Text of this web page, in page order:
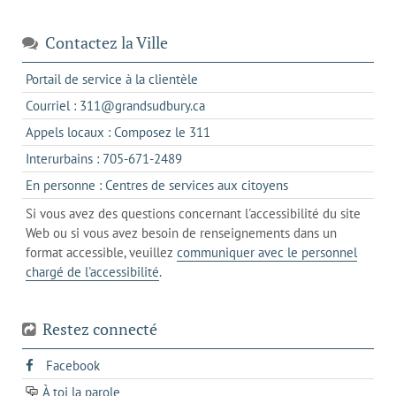
Contactez la Ville
Portail de service à la clientèle
dans
un
nouvel
Courriel : 311@grandsudbury.cas'ouvre
dans
votre
de
messagerie
Appels locaux : Composez le 311
dans
un
client
de
votre
téléphone
Interurbains : 705-671-2489s'ouvre
dans
un
client
de
votre
En personne : Centres de services aux citoyenss'ouvre
dans
l'onglet
actuel
Si vous avez des questions concernant l'accessibilité du site
Web ou si vous avez besoin de renseignements dans un
format accessible, veuillez communiquer avec le personnel
chargé de l'accessibilité.
Restez connecté
Facebooks'ouvre
dans
À toi la parole